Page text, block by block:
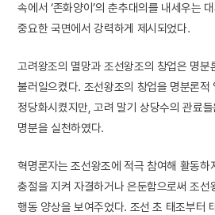
속에서 ‘존화양이’의 춘추대의를 내세우는
중요한 국면에서 강력하게 제시되었다.
고려왕조의 멸망과 조선왕조의 창업은 명분
불러일으켰다. 조선왕조의 창업을 명분론적
정당화시켰지만, 고려 말기 상당수의 관료
명분을 실천하였다.
혁명론자는 조선왕조에 적극 참여해 활동하
충절을 지켜 자결하거나 은둔함으로써 조선
행동 양상을 보여주었다. 조선 초 태조부터